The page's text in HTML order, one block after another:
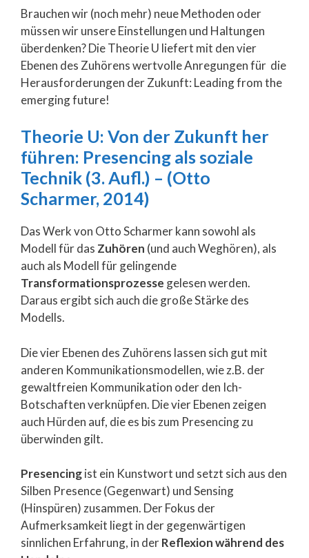
Brauchen wir (noch mehr) neue Methoden oder
müssen wir unsere Einstellungen und Haltungen
überdenken? Die Theorie U liefert mit den vier
Ebenen des Zuhörens wertvolle Anregungen für die
Herausforderungen der Zukunft: Leading from the
emerging future!
Theorie U: Von der Zukunft her
führen: Presencing als soziale
Technik (3. Aufl.) – (Otto
Scharmer, 2014)
Das Werk von Otto Scharmer kann sowohl als
Modell für das Zuhören (und auch Weghören), als
auch als Modell für gelingende
Transformationsprozesse gelesen werden.
Daraus ergibt sich auch die große Stärke des
Modells.
Die vier Ebenen des Zuhörens lassen sich gut mit
anderen Kommunikationsmodellen, wie z.B. der
gewaltfreien Kommunikation oder den Ich-
Botschaften verknüpfen. Die vier Ebenen zeigen
auch Hürden auf, die es bis zum Presencing zu
überwinden gilt.
Presencingist ein Kunstwort und setzt sich aus den
Silben Presence (Gegenwart) und Sensing
(Hinspüren) zusammen. Der Fokus der
Aufmerksamkeit liegt in der gegenwärtigen
sinnlichen Erfahrung, in derReflexion während des